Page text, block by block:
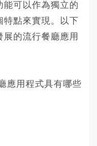
能可以作為獨立的
特點來實現。以下
的流行餐廳應用
應用程式具有哪些